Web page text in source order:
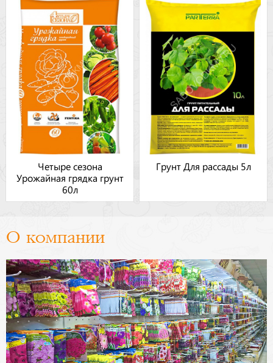
Четыре сезона
Урожайная грядка грунт
60л
Грунт Для рассады 5л
О компании